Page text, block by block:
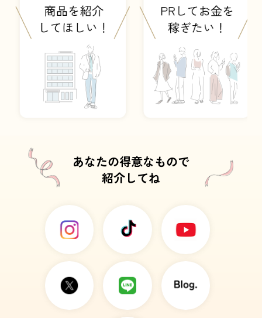
あなたの得意なもので
紹介してね